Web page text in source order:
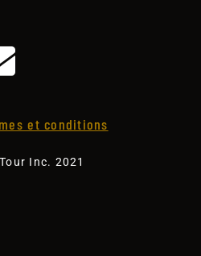
et conditions
Inc. 2021